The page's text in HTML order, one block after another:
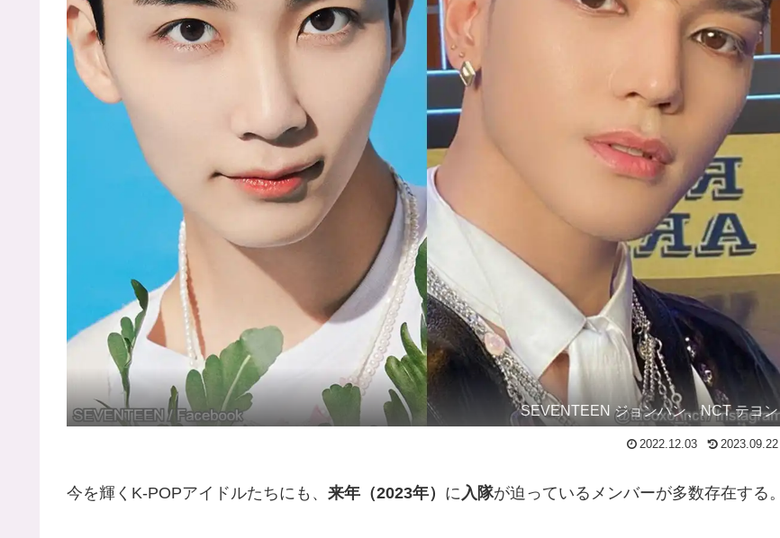
SEVENTEEN ジョンハン、NCT テヨン
2022.12.03 2023.09.22
今を輝くK-POPアイドルたちにも、 来年（2023年） に入隊が迫っているメンバーが多数存在する。